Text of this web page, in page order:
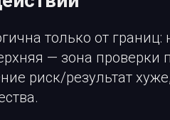
только от
— зона
риск/результат